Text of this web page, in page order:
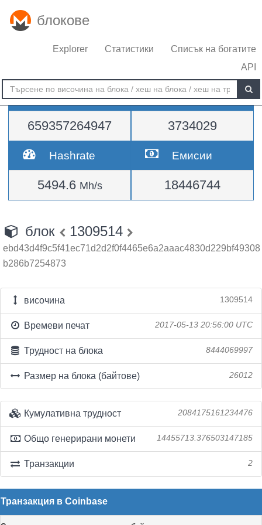
блокове
Explorer Статистики
Списък на богатите
API
Трудност
659357264947
височина
3734029
Hashrate
5494.6 Mh/s
Емисии
18446744
блок 1309514
ebd43d4f9c5f41ec71d2d2f0f4465e6a2aaac4830d229bf49308
b286b7254873
височина 1309514
Времеви печат 2017-05-13 20:56:00 UTC
Трудност на блока 8444069997
Размер на блока (байтове) 26012
Кумулативна трудност 2084175161234476
Общо генерирани монети 14455713.376503147185
Транзакции 2
Транзакция в Coinbase